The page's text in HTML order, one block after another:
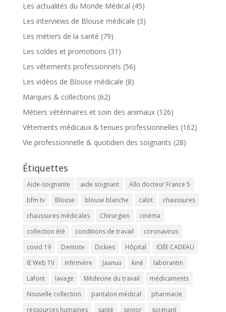
Les actualités du Monde Médical (45)
Les interviews de Blouse médicale (3)
Les métiers de la santé (79)
Les soldes et promotions (31)
Les vêtements professionnels (56)
Les vidéos de Blouse médicale (8)
Marques & collections (62)
Métiers vétérinaires et soin des animaux(126)
Vêtements médicaux & tenues professionnelles (162)
Vie professionnelle & quotidien des soignants (28)
Étiquettes
Aide-soignante aide soignant
Allo docteur France 5
bfm tv
Blouse blouse blanche calot
chaussures
chaussures médicales
Chirurgien
cinéma
collection été
conditions de travail
coronavirus
covid 19
Dentiste Dickies Hôpital
IDÉE CADEAU
IE Web TV
infirmière Jaanuu kiné
laborantin
Lafont
lavage Médecine du travail
médicaments
Nouvelle collection
pantalon médical
pharmacie
ressources humaines
santé senior soignant